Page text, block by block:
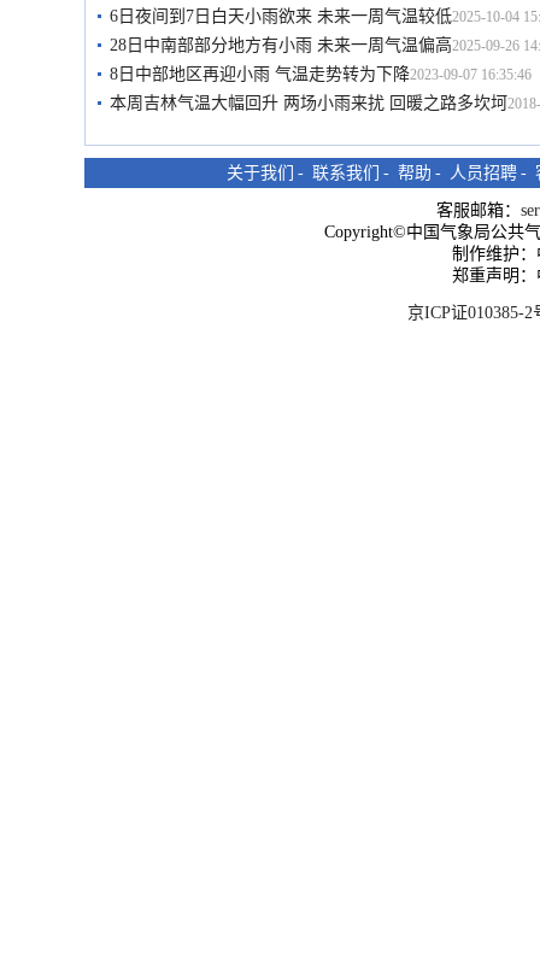
6日夜间到7日白天小雨欲来 未来一周气温较低2025-10-04
28日中南部部分地方有小雨 未来一周气温偏高2025-09-26
8日中部地区再迎小雨 气温走势转为下降2023-09-07 16:35:46
本周吉林气温大幅回升 两场小雨来扰 回暖之路多坎坷
关于我们 - 联系我们 - 帮助 - 人员招聘 -
客服邮箱：
Copyright©中国气象局公共
制作维护
郑重声明
京ICP证010385-2